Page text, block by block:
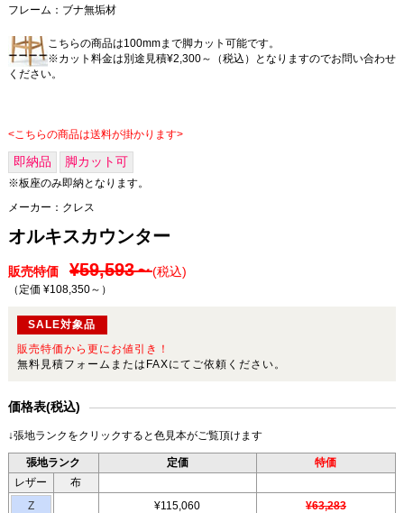
フレーム：ブナ無垢材
こちらの商品は100mmまで脚カット可能です。
※カット料金は別途見積¥2,300～（税込）となりますのでお問い合わせ
ください。
<こちらの商品は送料が掛かります>
即納品 脚カット可
※板座のみ即納となります。
メーカー： クレス
オルキスカウンター
販売特価 ¥59,593～(税込)
（定価 ¥108,350～ ）
SALE対象品
販売特価から更にお値引き！
無料見積フォームまたはFAXにてご依頼ください。
価格表(税込)
↓張地ランクをクリックすると色見本がご覧頂けます
張地ランク 定価
特価
レザー
布
Z
¥115,060 ¥63,283